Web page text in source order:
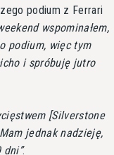
podium z Ferrari
wspominałem,
podium, więc tym
i spróbuję jutro
[Silverstone
jednak nadzieję,
dni .